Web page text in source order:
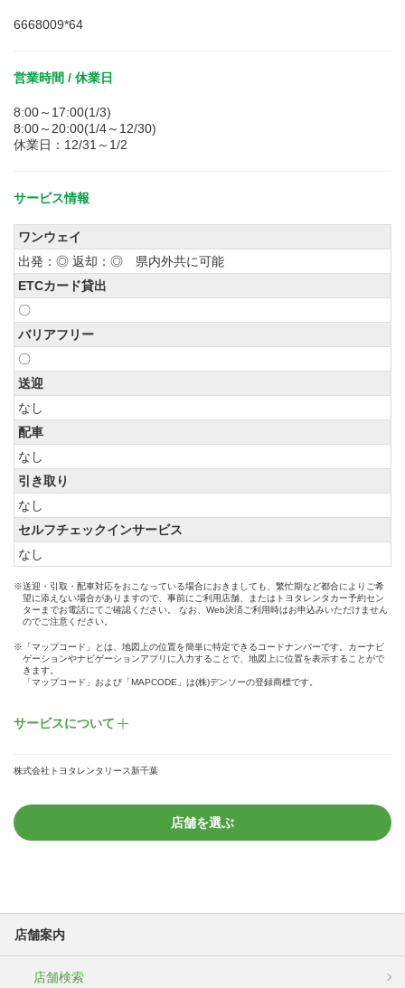
6668009*64
営業時間 / 休業日
8:00～17:00(1/3)
8:00～20:00(1/4～12/30)
休業日：12/31～1/2
サービス情報
ワンウェイ
出発：◎ 返却：◎ 県内外共に可能
ETCカード貸出
〇
バリアフリー
〇
送迎
なし
配車
なし
引き取り
なし
セルフチェックインサービス
なし
※送迎・引取・配車対応をおこなっている場合におきましても、繁忙期など都合によりご希
望に添えない場合がありますので、事前にご利用店舗、またはトヨタレンタカー予約セン
ターまでお電話にてご確認ください。 なお、Web決済ご利用時はお申込みいただけません
のでご注意ください。
※「マップコード」とは、地図上の位置を簡単に特定できるコードナンバーです。カーナビ
ゲーションやナビゲーションアプリに入力することで、地図上に位置を表示することがで
きます。
「マップコード」および「MAPCODE」は(株)デンソーの登録商標です。
サービスについて
株式会社トヨタレンタリース新千葉
店舗を選ぶ
店舗案内
店舗検索